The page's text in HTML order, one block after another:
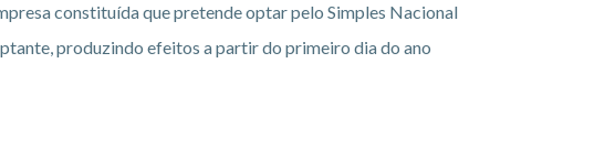
constituída que pretende optar pelo Simples Nacional
produzindo efeitos a partir do primeiro dia do ano